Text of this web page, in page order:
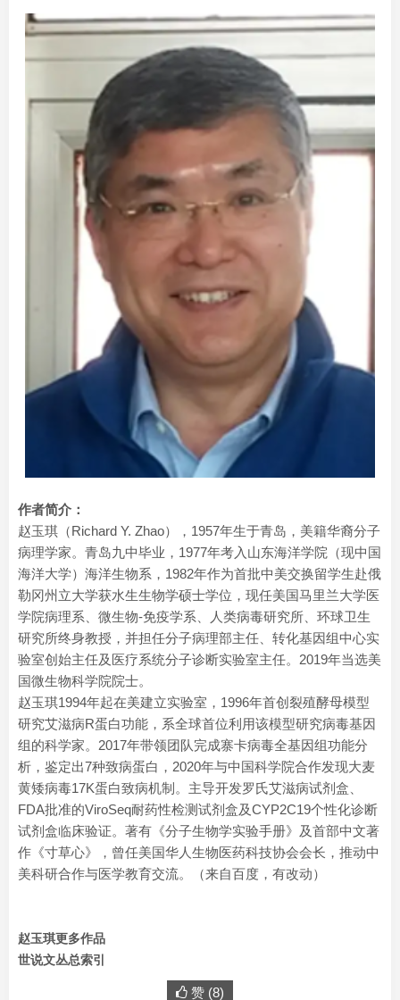
作者简介：
赵玉琪（Richard Y. Zhao），1957年生于青岛，美籍华裔分子
病理学家。青岛九中毕业，1977年考入山东海洋学院（现中国
海洋大学）海洋生物系，1982年作为首批中美交换留学生赴俄
勒冈州立大学获水生生物学硕士学位，现任美国马里兰大学医
学院病理系、微生物-免疫学系、人类病毒研究所、环球卫生
研究所终身教授，并担任分子病理部主任、转化基因组中心实
验室创始主任及医疗系统分子诊断实验室主任。2019年当选美
国微生物科学院院士。
赵玉琪1994年起在美建立实验室，1996年首创裂殖酵母模型
研究艾滋病R蛋白功能，系全球首位利用该模型研究病毒基因
组的科学家。2017年带领团队完成寨卡病毒全基因组功能分
析，鉴定出7种致病蛋白，2020年与中国科学院合作发现大麦
黄矮病毒17K蛋白致病机制。主导开发罗氏艾滋病试剂盒、
FDA批准的ViroSeq耐药性检测试剂盒及CYP2C19个性化诊断
试剂盒临床验证。著有《分子生物学实验手册》及首部中文著
作《寸草心》，曾任美国华人生物医药科技协会会长，推动中
美科研合作与医学教育交流。（来自百度，有改动）
赵玉琪更多作品
世说文丛总索引
赞 (8)